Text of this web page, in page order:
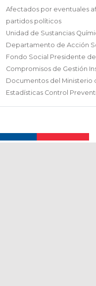
Afectados por eventuales
partidos políticos
Unidad de Sustancias
Departamento de Acción
Fondo Social Presidente
Compromisos de Gestión
Documentos del Ministerio
Estadísticas Control